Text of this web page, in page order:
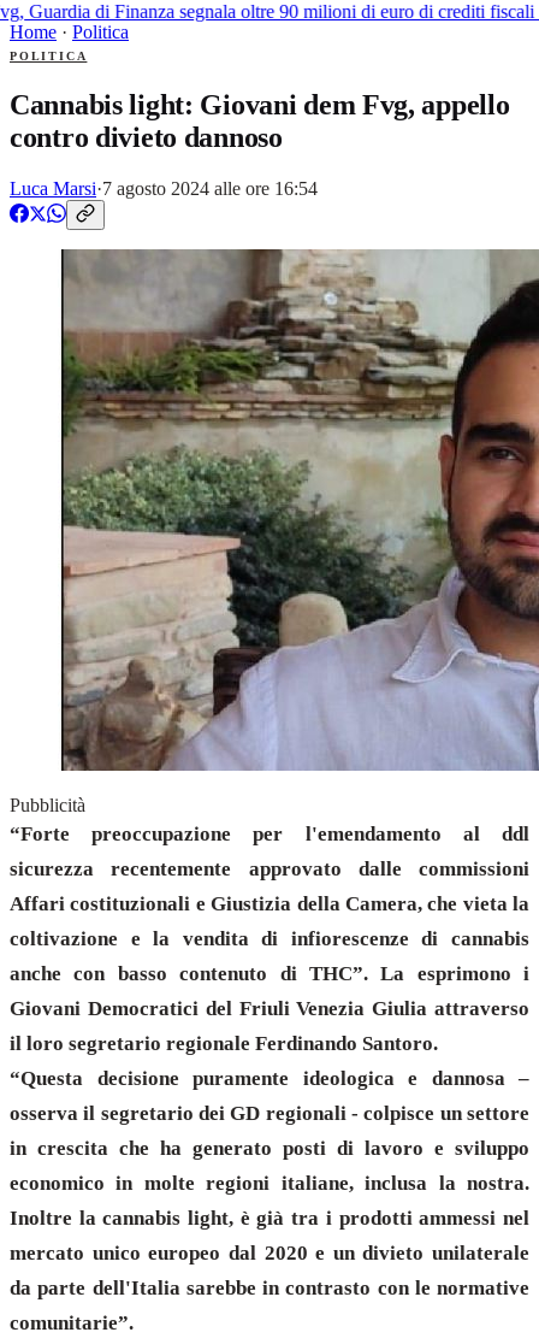
Guardia di Finanza segnala oltre 90 milioni di euro di crediti fiscali
Home · Politica
POLITICA
Cannabis light: Giovani dem Fvg, appello
contro divieto dannoso
Luca Marsi·7 agosto 2024 alle ore 16:54
Pubblicità
“Forte preoccupazione per l'emendamento al ddl
sicurezza recentemente approvato dalle commissioni
Affari costituzionali e Giustizia della Camera, che vieta la
coltivazione e la vendita di infiorescenze di cannabis
anche con basso contenuto di THC”. La esprimono i
Giovani Democratici del Friuli Venezia Giulia attraverso
il loro segretario regionale Ferdinando Santoro.
“Questa decisione puramente ideologica e dannosa –
osserva il segretario dei GD regionali - colpisce un settore
in crescita che ha generato posti di lavoro e sviluppo
economico in molte regioni italiane, inclusa la nostra.
Inoltre la cannabis light, è già tra i prodotti ammessi nel
mercato unico europeo dal 2020 e un divieto unilaterale
da parte dell'Italia sarebbe in contrasto con le normative
comunitarie”.